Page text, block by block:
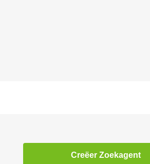
Creëer Zoekagent